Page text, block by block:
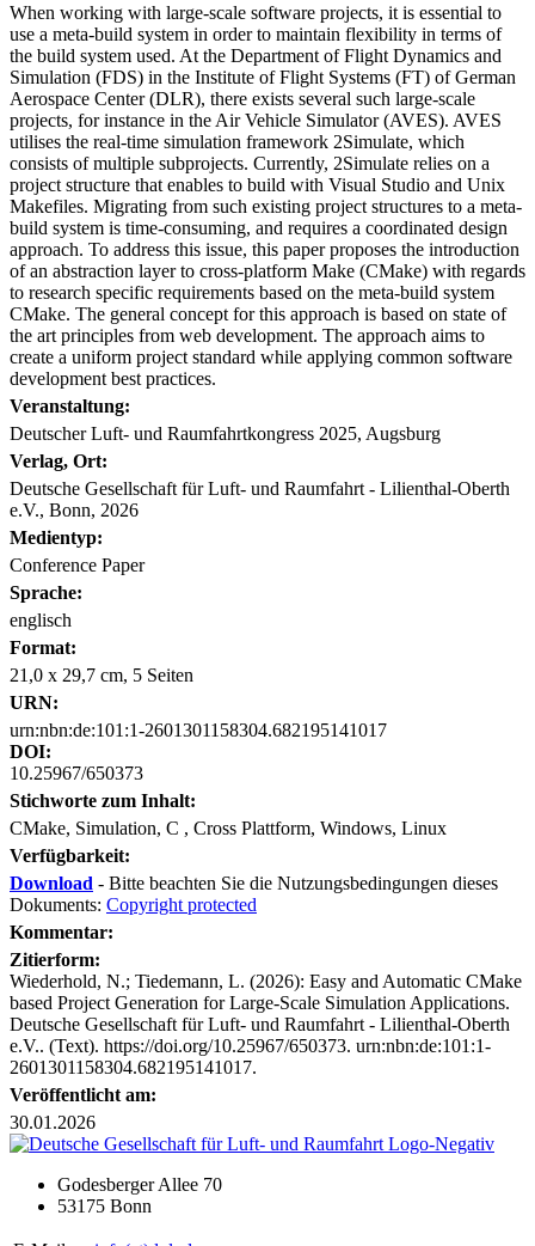
When working with large-scale software projects, it is essential to
use a meta-build system in order to maintain flexibility in terms of
the build system used. At the Department of Flight Dynamics and
Simulation (FDS) in the Institute of Flight Systems (FT) of German
Aerospace Center (DLR), there exists several such large-scale
projects, for instance in the Air Vehicle Simulator (AVES). AVES
utilises the real-time simulation framework 2Simulate, which
consists of multiple subprojects. Currently, 2Simulate relies on a
project structure that enables to build with Visual Studio and Unix
Makefiles. Migrating from such existing project structures to a meta-
build system is time-consuming, and requires a coordinated design
approach. To address this issue, this paper proposes the introduction
of an abstraction layer to cross-platform Make (CMake) with regards
to research specific requirements based on the meta-build system
CMake. The general concept for this approach is based on state of
the art principles from web development. The approach aims to
create a uniform project standard while applying common software
development best practices.
Veranstaltung:
Deutscher Luft- und Raumfahrtkongress 2025, Augsburg
Verlag, Ort:
Deutsche Gesellschaft für Luft- und Raumfahrt - Lilienthal-Oberth
e.V., Bonn, 2026
Medientyp:
Conference Paper
Sprache:
englisch
Format:
21,0 x 29,7 cm, 5 Seiten
URN:
urn:nbn:de:101:1-2601301158304.682195141017
DOI:
10.25967/650373
Stichworte zum Inhalt:
CMake, Simulation, C , Cross Plattform, Windows, Linux
Verfügbarkeit:
Download - Bitte beachten Sie die Nutzungsbedingungen dieses
Dokuments: Copyright protected
Kommentar:
Zitierform:
Wiederhold, N.; Tiedemann, L. (2026): Easy and Automatic CMake
based Project Generation for Large-Scale Simulation Applications.
Deutsche Gesellschaft für Luft- und Raumfahrt - Lilienthal-Oberth
e.V.. (Text). https://doi.org/10.25967/650373. urn:nbn:de:101:1-
2601301158304.682195141017.
Veröffentlicht am:
30.01.2026
Godesberger Allee 70
53175 Bonn